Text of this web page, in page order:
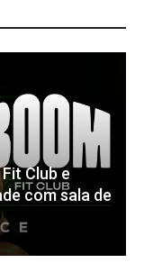
Club e
com sala de